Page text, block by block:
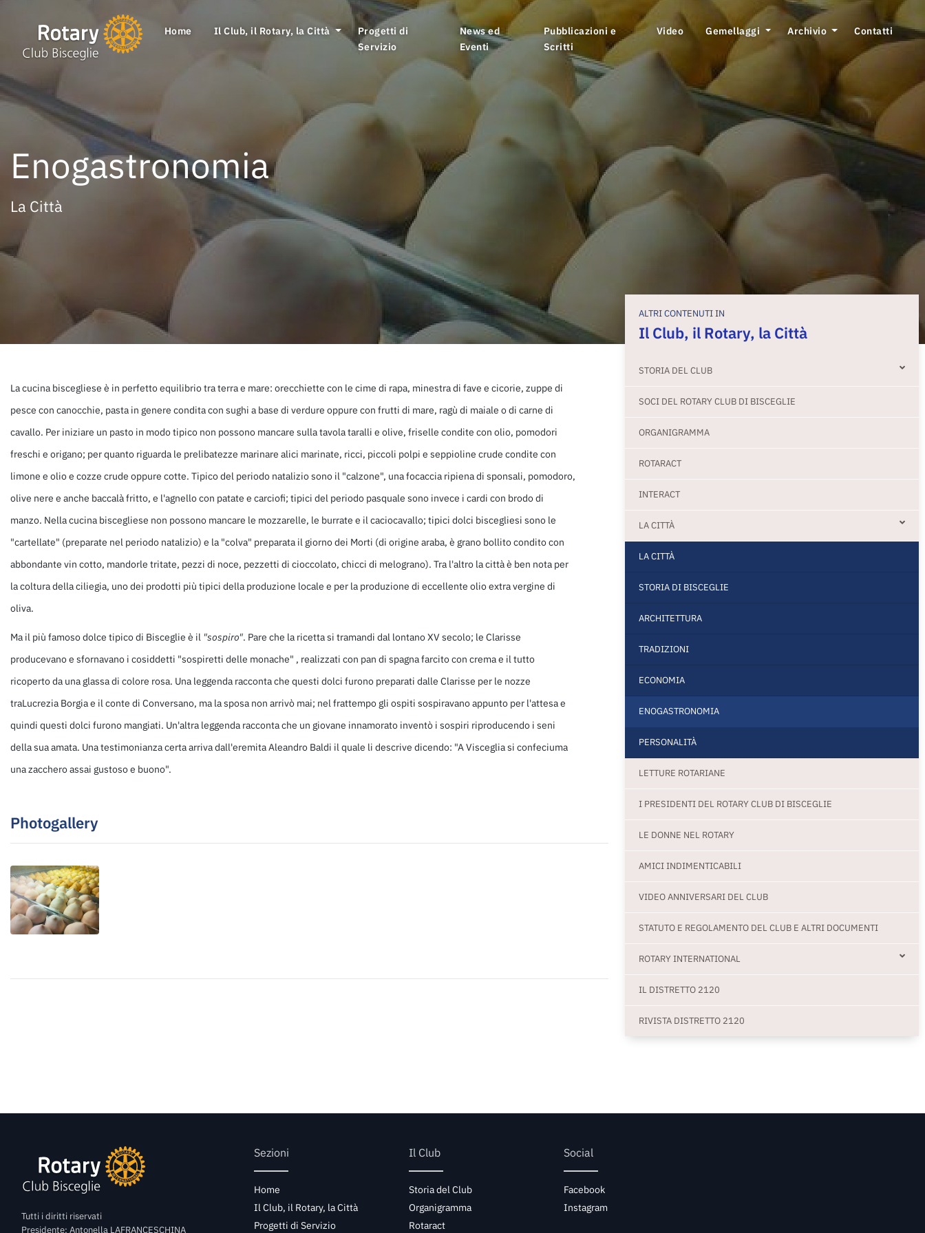
Home Il Club, il Rotary, la Città
Progetti di
Servizio
News ed
Eventi
Pubblicazioni e
Scritti
Video Gemellaggi Archivio Contatti
Enogastronomia
La Città
La cucina biscegliese è in perfetto equilibrio tra terra e mare: orecchiette con le cime di rapa, minestra di fave e cicorie, zuppe di
pesce con canocchie, pasta in genere condita con sughi a base di verdure oppure con frutti di mare, ragù di maiale o di carne di
cavallo. Per iniziare un pasto in modo tipico non possono mancare sulla tavola taralli e olive, friselle condite con olio, pomodori
freschi e origano; per quanto riguarda le prelibatezze marinare alici marinate, ricci, piccoli polpi e seppioline crude condite con
limone e olio e cozze crude oppure cotte. Tipico del periodo natalizio sono il "calzone", una focaccia ripiena di sponsali, pomodoro,
olive nere e anche baccalà fritto, e l'agnello con patate e carciofi; tipici del periodo pasquale sono invece i cardi con brodo di
manzo. Nella cucina biscegliese non possono mancare le mozzarelle, le burrate e il caciocavallo; tipici dolci biscegliesi sono le
"cartellate" (preparate nel periodo natalizio) e la "colva" preparata il giorno dei Morti (di origine araba, è grano bollito condito con
abbondante vin cotto, mandorle tritate, pezzi di noce, pezzetti di cioccolato, chicci di melograno). Tra l'altro la città è ben nota per
la coltura della ciliegia, uno dei prodotti più tipici della produzione locale e per la produzione di eccellente olio extra vergine di
oliva.
Ma il più famoso dolce tipico di Bisceglie è il "sospiro". Pare che la ricetta si tramandi dal lontano XV secolo; le Clarisse
producevano e sfornavano i cosiddetti "sospiretti delle monache" , realizzati con pan di spagna farcito con crema e il tutto
ricoperto da una glassa di colore rosa. Una leggenda racconta che questi dolci furono preparati dalle Clarisse per le nozze
traLucrezia Borgia e il conte di Conversano, ma la sposa non arrivò mai; nel frattempo gli ospiti sospiravano appunto per l'attesa e
quindi questi dolci furono mangiati. Un'altra leggenda racconta che un giovane innamorato inventò i sospiri riproducendo i seni
della sua amata. Una testimonianza certa arriva dall'eremita Aleandro Baldi il quale li descrive dicendo: "A Visceglia si confeciuma
una zacchero assai gustoso e buono".
Photogallery
ALTRI CONTENUTI IN
Il Club, il Rotary, la Città
STORIA DEL CLUB
SOCI DEL ROTARY CLUB DI BISCEGLIE
ORGANIGRAMMA
ROTARACT
INTERACT
LA CITTÀ
LA CITTÀ
STORIA DI BISCEGLIE
ARCHITETTURA
TRADIZIONI
ECONOMIA
ENOGASTRONOMIA
PERSONALITÀ
LETTURE ROTARIANE
I PRESIDENTI DEL ROTARY CLUB DI BISCEGLIE
LE DONNE NEL ROTARY
AMICI INDIMENTICABILI
VIDEO ANNIVERSARI DEL CLUB
STATUTO E REGOLAMENTO DEL CLUB E ALTRI DOCUMENTI
ROTARY INTERNATIONAL
IL DISTRETTO 2120
RIVISTA DISTRETTO 2120
Tutti i diritti riservati
Presidente: Antonella LAFRANCESCHINA
Sezioni
Home
Il Club, il Rotary, la Città
Progetti di Servizio
Il Club
Storia del Club
Organigramma
Rotaract
Social
Facebook
Instagram